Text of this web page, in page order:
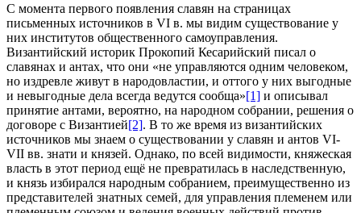
С момента первого появления славян на страницах
письменных источников в VI в. мы видим существование у
них институтов общественного самоуправления.
Византийский историк Прокопий Кесарийский писал о
славянах и антах, что они «не управляются одним человеком,
но издревле живут в народовластии, и оттого у них выгодные
и невыгодные дела всегда ведутся сообща»[1] и описывал
принятие антами, вероятно, на народном собрании, решения о
договоре с Византией[2]. В то же время из византийских
источников мы знаем о существовании у славян и антов VI-
VII вв. знати и князей. Однако, по всей видимости, княжеская
власть в этот период ещё не превратилась в наследственную,
и князь избирался народным собранием, преимущественно из
представителей знатных семей, для управления племенем или